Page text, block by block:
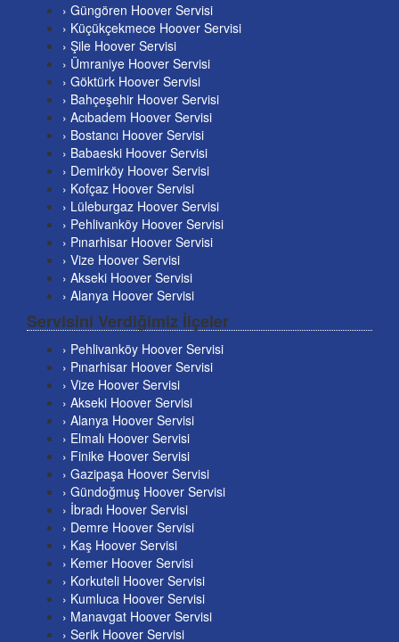
› Güngören Hoover Servisi
› Küçükçekmece Hoover Servisi
› Şile Hoover Servisi
› Ümraniye Hoover Servisi
› Göktürk Hoover Servisi
› Bahçeşehir Hoover Servisi
› Acıbadem Hoover Servisi
› Bostancı Hoover Servisi
› Babaeski Hoover Servisi
› Demirköy Hoover Servisi
› Kofçaz Hoover Servisi
› Lüleburgaz Hoover Servisi
› Pehlivanköy Hoover Servisi
› Pınarhisar Hoover Servisi
› Vize Hoover Servisi
› Akseki Hoover Servisi
› Alanya Hoover Servisi
Servisini Verdiğimiz İlçeler
› Pehlivanköy Hoover Servisi
› Pınarhisar Hoover Servisi
› Vize Hoover Servisi
› Akseki Hoover Servisi
› Alanya Hoover Servisi
› Elmalı Hoover Servisi
› Finike Hoover Servisi
› Gazipaşa Hoover Servisi
› Gündoğmuş Hoover Servisi
› İbradı Hoover Servisi
› Demre Hoover Servisi
› Kaş Hoover Servisi
› Kemer Hoover Servisi
› Korkuteli Hoover Servisi
› Kumluca Hoover Servisi
› Manavgat Hoover Servisi
› Serik Hoover Servisi